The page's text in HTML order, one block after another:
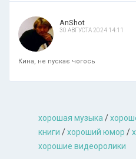
AnShot
30 АВГУСТА 2024 14:11
Кина, не пускає чогось
хорошая музыкa/
книги /хороший юмор /
хорошие видеоролики